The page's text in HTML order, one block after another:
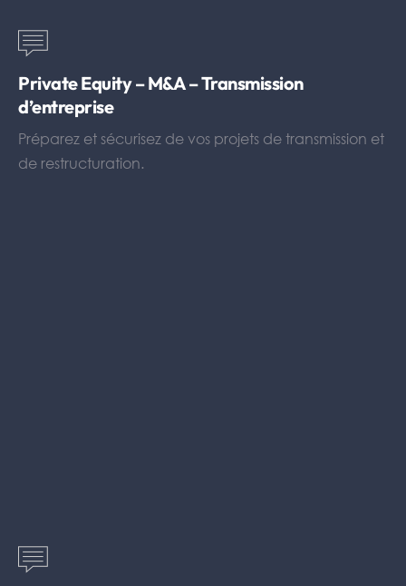
Private Equity – M&A – Transmission
d’entreprise
Préparez et sécurisez de vos projets de transmission et
de restructuration.